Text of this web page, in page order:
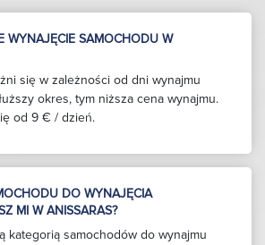
WYNAJĘCIE SAMOCHODU W
się w zależności od dni wynajmu
okres, tym niższa cena wynajmu.
od 9 € / dzień.
DO WYNAJĘCIA
MI W ANISSARAS?
kategorią samochodów do wynajmu